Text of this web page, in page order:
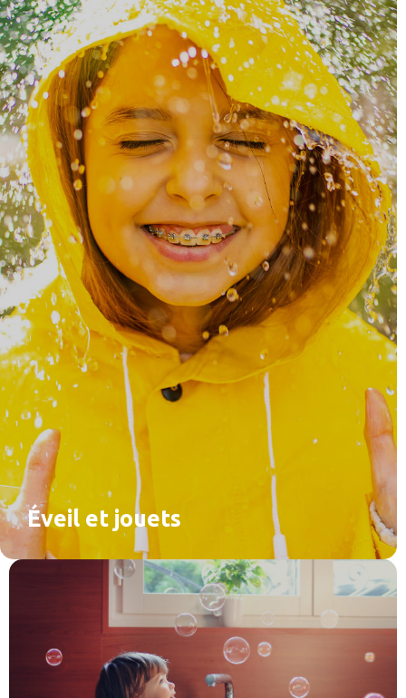
Éveil et jouets